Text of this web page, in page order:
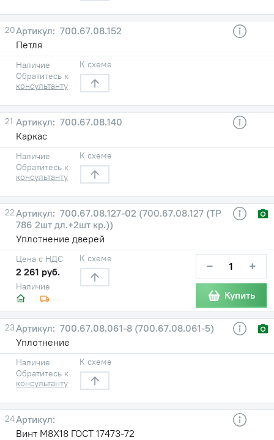
20
700.67.08.152
Петля
Наличие
Обратитесь к
консультанту
К схеме
21
700.67.08.140
Каркас
Наличие
Обратитесь к
консультанту
К схеме
22
700.67.08.127-02 (700.67.08.127 (ТР
786 2шт дл.+2шт кр.))
Уплотнение дверей
Наличие
Цена с НДС
2 261 руб.
К схеме − +
Купить
23
700.67.08.061-8 (700.67.08.061-5)
Уплотнение
Наличие
Обратитесь к
консультанту
К схеме
24
Винт М8Х18 ГОСТ 17473-72